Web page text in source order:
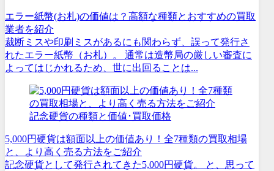
エラー紙幣(お札)の価値は？高額な種類とおすすめの買取
業者を紹介
裁断ミスや印刷ミスがあるにも関わらず、誤って発行さ
れたエラー紙幣（お札）。 通常は造幣局の厳しい審査に
よってはじかれるため、世に出回ることは...
記念硬貨の種類と価値･買取価格
5,000円硬貨は額面以上の価値あり！全7種類の買取相場
と、より高く売る方法をご紹介
記念硬貨として発行されてきた5,000円硬貨。 と、思って